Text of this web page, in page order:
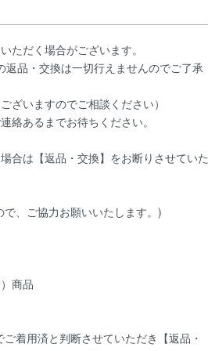
ただく場合がございます。
品・交換は一切行えませんのでご了承
ざいますのでご相談ください）
絡あるまでお待ちください。
合は【返品・交換】をお断りさせていた
、ご協力お願いいたします。)
商品
着用済と判断させていただき【返品・